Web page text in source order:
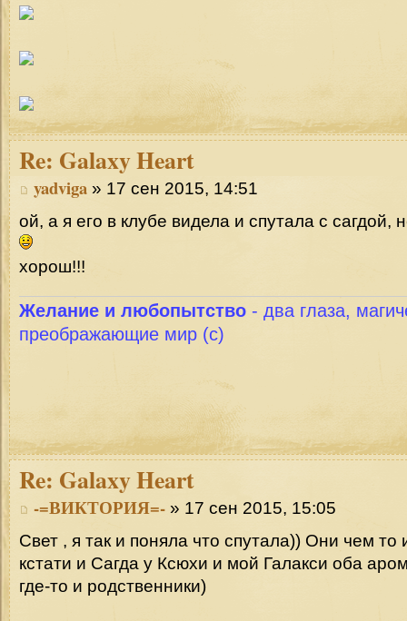
Re: Galaxy Heart
yadviga » 17 сен 2015, 14:51
ой, а я его в клубе видела и спутала с сагдой,
хорош!!!
Желание и любопытство - два глаза,
преображающие мир (с)
Re: Galaxy Heart
-=ВИКТОРИЯ=- » 17 сен 2015, 15:05
Свет , я так и поняла что спутала)) Они чем то
кстати и Сагда у Ксюхи и мой Галакси оба
где-то и родственники)